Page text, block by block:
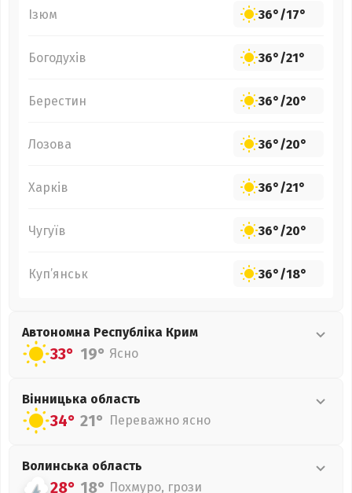
Ізюм 36°/17°
Богодухів 36°/21°
Берестин 36°/20°
Лозова 36°/20°
Харків 36°/21°
Чугуїв 36°/20°
Куп’янськ 36°/18°
Автономна Республіка Крим
33° 19° Ясно
Вінницька область
34° 21° Переважно ясно
Волинська область
28° 18° Похмуро, грози